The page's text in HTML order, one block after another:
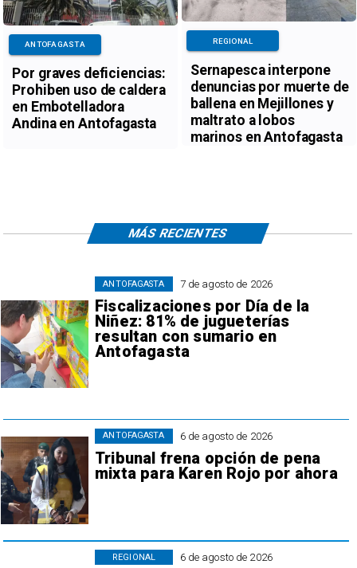
Por graves deficiencias:
Prohiben uso de caldera
en Embotelladora
Andina en Antofagasta
ANTOFAGASTA
Sernapesca interpone
denuncias por muerte de
ballena en Mejillones y
maltrato a lobos
marinos en Antofagasta
REGIONAL
7 de agosto de 2026
Fiscalizaciones por Día de la
Niñez: 81% de jugueterías
resultan con sumario en
Antofagasta
ANTOFAGASTA
6 de agosto de 2026
Tribunal frena opción de pena
mixta para Karen Rojo por ahora
ANTOFAGASTA
6 de agosto de 2026
REGIONAL
MÁS RECIENTES